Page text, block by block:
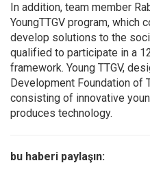
In addition, team member
YoungTTGV program,
develop solutions to the
qualified to participate in a
framework. Young TTGV,
Development Foundation of
consisting of innovative
produces technology.
bu haberi paylaşın: